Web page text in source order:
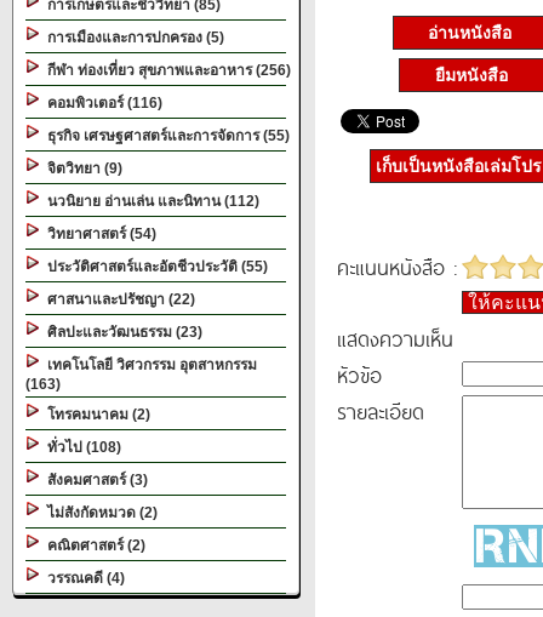
การเกษตรและชีววิทยา (85)
การเมืองและการปกครอง (5)
กีฬา ท่องเที่ยว สุขภาพและอาหาร (256)
คอมพิวเตอร์ (116)
ธุรกิจ เศรษฐศาสตร์และการจัดการ (55)
จิตวิทยา (9)
นวนิยาย อ่านเล่น และนิทาน (112)
วิทยาศาสตร์ (54)
ประวัติศาสตร์และอัตชีวประวัติ (55)
ศาสนาและปรัชญา (22)
ศิลปะและวัฒนธรรม (23)
เทคโนโลยี วิศวกรรม อุตสาหกรรม
(163)
โทรคมนาคม (2)
ทั่วไป (108)
สังคมศาสตร์ (3)
ไม่สังกัดหมวด (2)
คณิตศาสตร์ (2)
วรรณคดี (4)
อ่านหนังสือ
ยืมหนังสือ
เก็บเป็นหนังสือเล่มโป
คะแนนหนังสือ :
ให้คะแ
แสดงความเห็น
หัวข้อ
รายละเอียด